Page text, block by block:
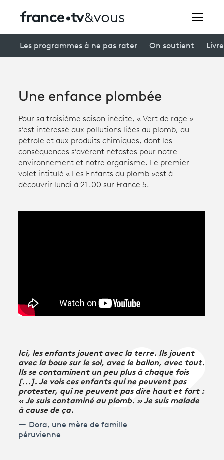
Creators
À la une
Participer et assister à une émission
À votre écoute
Programme tv
Les programmes à ne pas rater On soutient
Une enfance plombée
Pour sa troisième saison inédite, « Vert de rage »
s’est intéressé aux pollutions liées au plomb, au
pétrole et aux produits chimiques, dont les
conséquences s’avèrent néfastes pour notre
environnement et notre organisme. Le premier
volet intitulé « Les Enfants du plomb »est à
découvrir lundi à 21.00 sur France 5.
Ici, les enfants jouent avec la terre. Ils jouent
avec la boue sur le sol, avec le ballon, avec tout.
Ils se contaminent un peu plus à chaque fois
[...]. Je vois ces enfants qui ne peuvent pas
protester, qui ne peuvent pas dire haut et fort :
« Je suis contaminé au plomb. » Je suis malade
à cause de ça.
Dora, une mère de famille
péruvienne